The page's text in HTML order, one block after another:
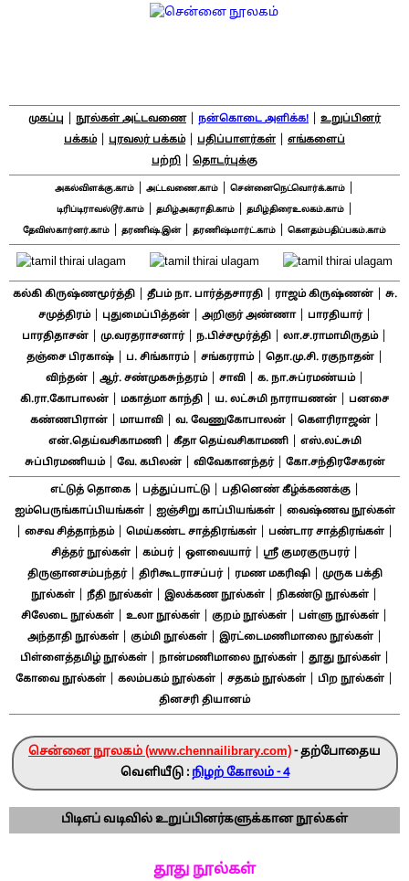
முகப்பு நூல்கள் அட்டவணை| நன்கொடை அளிக்க!
உறுப்பினர்
பக்கம்| புரவலர் பக்கம்| பதிப்பாளர்கள்
எங்களைப்
பற்றி
தொடர்புக்கு
அகல்விளக்கு.காம் அட்டவணை.காம் சென்னைநெட்வொர்க்.காம்
டிரிப்டிராவல்டூர்.காம்| தமிழ்அகராதி.காம்| தமிழ்திரைஉலகம்.காம்|
தேவிஸ்கார்னர்.காம் தரணிஷ்.இன்| தரணிஷ்மார்ட்.காம் கௌதம்பதிப்பகம்.காம்
கல்கி கிருஷ்ணமூர்த்தி| தீபம் நா. பார்த்தசாரதி| ராஜம் கிருஷ்ணன்|
சு.
சமுத்திரம்| புதுமைப்பித்தன்| அறிஞர் அண்ணா| பாரதியார்|
பாரதிதாசன் மு.வரதராசனார்| ந.பிச்சமூர்த்தி லா.ச.ராமாமிருதம்|
தஞ்சை பிரகாஷ்| ப. சிங்காரம்| சங்கரராம்| தொ.மு.சி. ரகுநாதன்|
விந்தன்| ஆர். சண்முகசுந்தரம்| சாவி| க. நா.சுப்ரமண்யம்|
கி.ரா.கோபாலன் மகாத்மா காந்தி ய. லட்சுமி நாராயணன்
பனசை
கண்ணபிரான்| மாயாவி| வ. வேணுகோபாலன்| கௌரிராஜன்|
என்.தெய்வசிகாமணி| கீதா தெய்வசிகாமணி|
எஸ்.லட்சுமி
சுப்பிரமணியம்| வே. கபிலன்| விவேகானந்தர்| கோ.சந்திரசேகரன்
எட்டுத் தொகை| பத்துப்பாட்டு| பதினெண் கீழ்க்கணக்கு|
ஐம்பெருங்காப்பியங்கள்| ஐஞ்சிறு காப்பியங்கள்| வைஷ்ணவ நூல்கள்
சைவ சித்தாந்தம்| மெய்கண்ட சாத்திரங்கள் பண்டார சாத்திரங்கள்
சித்தர் நூல்கள்| கம்பர்| ஔவையார்| ஸ்ரீ குமரகுருபரர்|
திருஞானசம்பந்தர்| திரிகூடராசப்பர்| ரமண மகரிஷி|
முருக பக்தி
நூல்கள்
நீதி நூல்கள் இலக்கண நூல்கள் நிகண்டு நூல்கள்
சிலேடை நூல்கள் உலா நூல்கள் குறம் நூல்கள் பள்ளு நூல்கள்
அந்தாதி நூல்கள்| கும்மி நூல்கள்| இரட்டைமணிமாலை நூல்கள்|
பிள்ளைத்தமிழ் நூல்கள்| நான்மணிமாலை நூல்கள்| தூது நூல்கள்|
கோவை நூல்கள் கலம்பகம் நூல்கள் சதகம் நூல்கள் பிற நூல்கள்
தினசரி தியானம்
சென்னை நூலகம் (www.chennailibrary.com)- தற்போதைய
வெளியீடு : நிழற் கோலம் - 4
பிடிஎப் வடிவில் உறுப்பினர்களுக்கான நூல்கள்
தூது நூல்கள்